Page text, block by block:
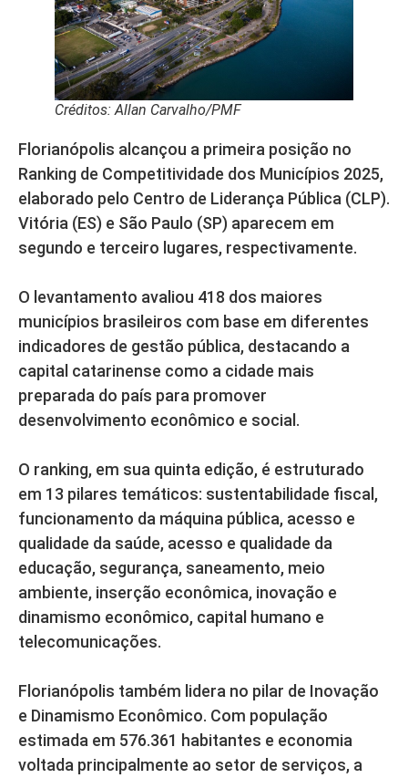
Créditos: Allan Carvalho/PMF
Florianópolis alcançou a primeira posição no
Ranking de Competitividade dos Municípios 2025,
elaborado pelo Centro de Liderança Pública (CLP).
Vitória (ES) e São Paulo (SP) aparecem em
segundo e terceiro lugares, respectivamente.
O levantamento avaliou 418 dos maiores
municípios brasileiros com base em diferentes
indicadores de gestão pública, destacando a
capital catarinense como a cidade mais
preparada do país para promover
desenvolvimento econômico e social.
O ranking, em sua quinta edição, é estruturado
em 13 pilares temáticos: sustentabilidade fiscal,
funcionamento da máquina pública, acesso e
qualidade da saúde, acesso e qualidade da
educação, segurança, saneamento, meio
ambiente, inserção econômica, inovação e
dinamismo econômico, capital humano e
telecomunicações.
Florianópolis também lidera no pilar de Inovação
e Dinamismo Econômico. Com população
estimada em 576.361 habitantes e economia
voltada principalmente ao setor de serviços, a